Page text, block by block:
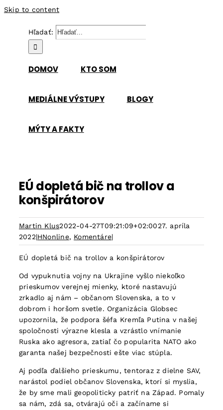
Skip to content
Hľadať:
DOMOV KTO SOM
MEDIÁLNE VÝSTUPY BLOGY
MÝTY A FAKTY
EÚ dopletá bič na trollov a
konšpirátorov
Martin Klus2022-04-27T09:21:09+02:0027. apríla
2022|HNonline, Komentáre|
EÚ dopletá bič na trollov a konšpirátorov
Od vypuknutia vojny na Ukrajine vyšlo niekoľko
prieskumov verejnej mienky, ktoré nastavujú
zrkadlo aj nám – občanom Slovenska, a to v
dobrom i horšom svetle. Organizácia Globsec
upozornila, že podpora šéfa Kremľa Putina v našej
spoločnosti výrazne klesla a vzrástlo vnímanie
Ruska ako agresora, zatiaľ čo popularita NATO ako
garanta našej bezpečnosti ešte viac stúpla.
Aj podľa ďalšieho prieskumu, tentoraz z dielne SAV,
narástol podiel občanov Slovenska, ktorí si myslia,
že by sme mali geopoliticky patriť na Západ. Pomaly
sa nám, zdá sa, otvárajú oči a začíname si